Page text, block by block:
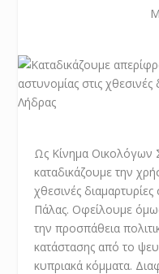
Ως Κίνημα Οικολόγων
καταδικάζουμε την
χθεσινές
Πάλας. Οφείλουμε
την προσπάθεια
κατάστασης από το
κυπριακά κόμματα.